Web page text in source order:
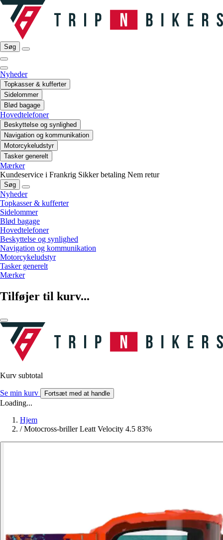
Søg
Nyheder
Topkasser & kufferter
Sidelommer
Blød bagage
Hovedtelefoner
Beskyttelse og synlighed
Navigation og kommunikation
Motorcykeludstyr
Tasker generelt
Mærker
Kundeservice i Frankrig Sikker betaling Nem retur
Søg
Nyheder
Topkasser & kufferter
Sidelommer
Blød bagage
Hovedtelefoner
Beskyttelse og synlighed
Navigation og kommunikation
Motorcykeludstyr
Tasker generelt
Mærker
Tilføjer til kurv...
Kurv subtotal
Se min kurv Fortsæt med at handle
Loading...
Hjem
/ Motocross-briller Leatt Velocity 4.5 83%